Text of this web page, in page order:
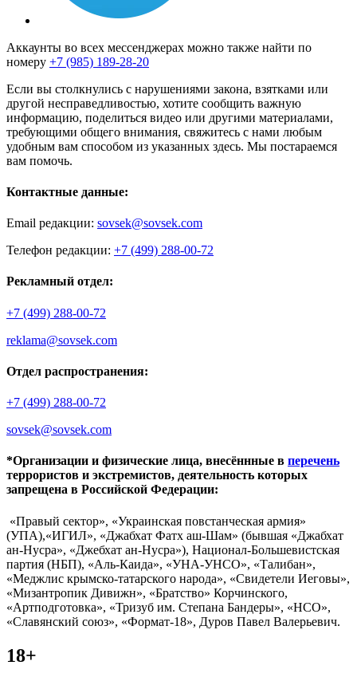
Аккаунты во всех мессенджерах можно также найти по
номеру +7 (985) 189-28-20
Если вы столкнулись с нарушениями закона, взятками или
другой несправедливостью, хотите сообщить важную
информацию, поделиться видео или другими материалами,
требующими общего внимания, свяжитесь с нами любым
удобным вам способом из указанных здесь. Мы постараемся
вам помочь.
Контактные данные:
Email редакции: sovsek@sovsek.com
Телефон редакции: +7 (499) 288-00-72
Рекламный отдел:
+7 (499) 288-00-72
reklama@sovsek.com
Отдел распространения:
+7 (499) 288-00-72
sovsek@sovsek.com
*Организации и физические лица, внесённные в перечень
террористов и экстремистов, деятельность которых
запрещена в Российской Федерации:
«Правый сектор», «Украинская повстанческая армия»
(УПА),«ИГИЛ», «Джабхат Фатх аш-Шам» (бывшая «Джабхат
ан-Нусра», «Джебхат ан-Нусра»), Национал-Большевистская
партия (НБП), «Аль-Каида», «УНА-УНСО», «Талибан»,
«Меджлис крымско-татарского народа», «Свидетели Иеговы»,
«Мизантропик Дивижн», «Братство» Корчинского,
«Артподготовка», «Тризуб им. Степана Бандеры», «НСО»,
«Славянский союз», «Формат-18», Дуров Павел Валерьевич.
18+